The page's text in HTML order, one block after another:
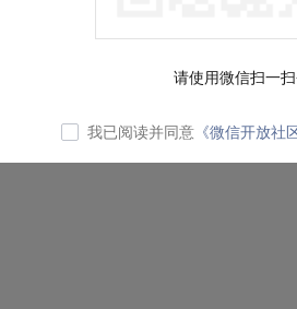
请使用微信扫一
我已阅读并同意 《微信开放社